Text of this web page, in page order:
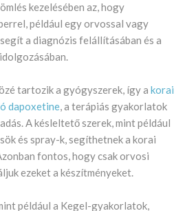
kezelésében az, hogy
például egy orvossal vagy
a diagnózis felállításában és a
tartozik a gyógyszerek, így a korai
dapoxetine, a terápiás gyakorlatok
A késleltető szerek, mint például
és spray-k, segíthetnek a korai
fontos, hogy csak orvosi
ezeket a készítményeket.
például a Kegel-gyakorlatok,